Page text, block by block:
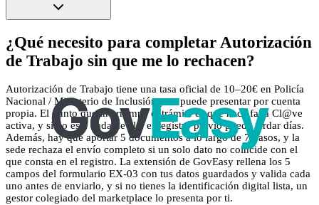
¿Qué necesito para completar Autorización
de Trabajo sin que me lo rechacen?
Autorización de Trabajo tiene una tasa oficial de 10–20€ en Policía
Nacional / Ministerio de Inclusión y se puede presentar por cuenta
propia. El punto que interrumpe el trámite es que hace falta Cl@ve
activa, y si no está dada de alta el registro previo puede tardar días.
Además, hay que aportar 5 documentos a lo largo de 7 pasos, y la
sede rechaza el envío completo si un solo dato no coincide con el
que consta en el registro. La extensión de GovEasy rellena los 5
campos del formulario EX-03 con tus datos guardados y valida cada
uno antes de enviarlo, y si no tienes la identificación digital lista, un
gestor colegiado del marketplace lo presenta por ti.